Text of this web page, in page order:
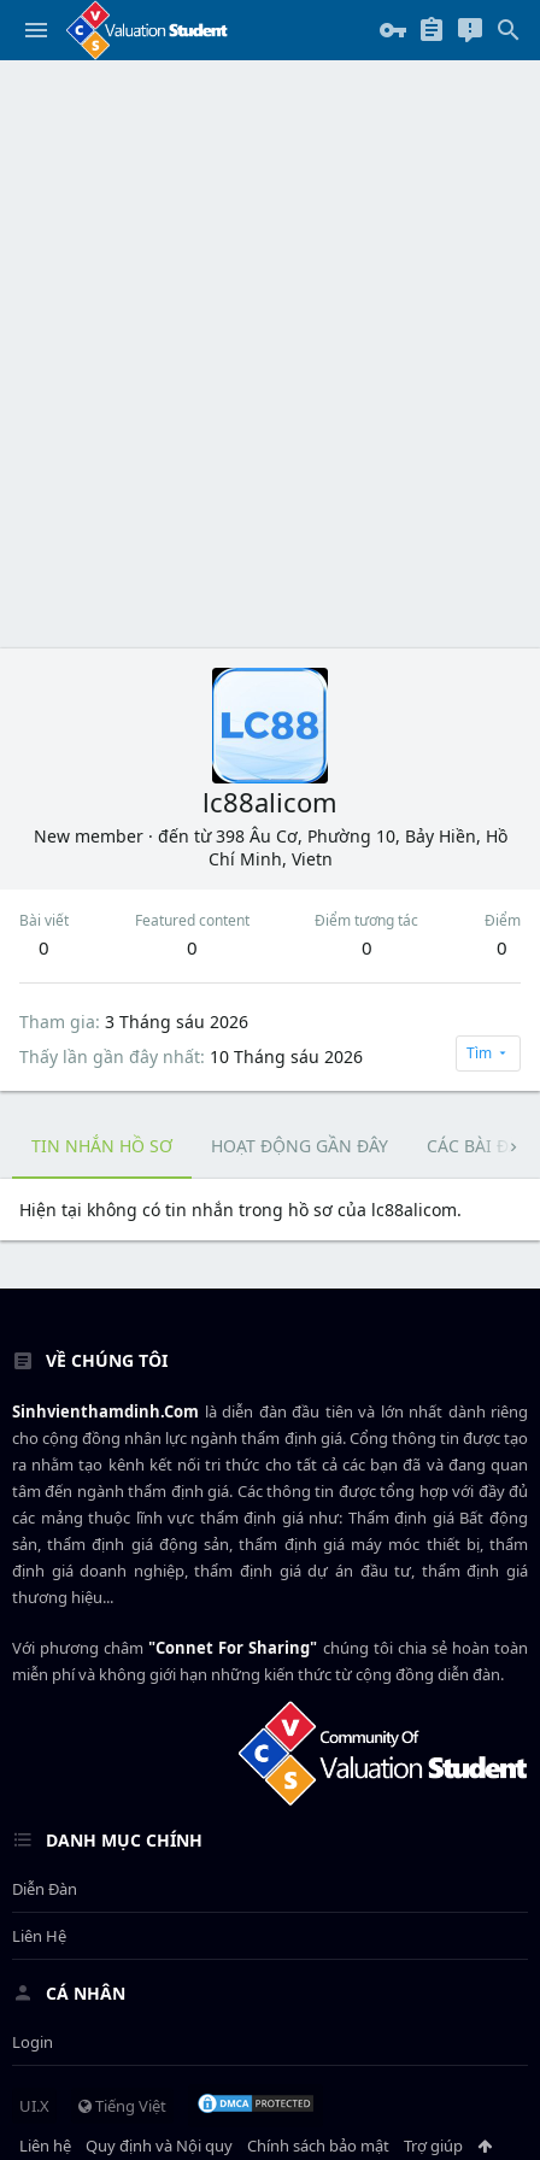
lc88alicom
New member · đến từ 398 Âu Cơ, Phường 10, Bảy Hiền, Hồ
Chí Minh, Vietn
Bài viết
0
Featured content
0
Điểm tương tác
0
Điểm
0
Tham gia 3 Tháng sáu 2026
Thấy lần gần đây nhất 10 Tháng sáu 2026 Tìm
TIN NHẮN HỒ SƠ HOẠT ĐỘNG GẦN ĐÂY CÁC BÀI
Hiện tại không có tin nhắn trong hồ sơ của lc88alicom.
VỀ CHÚNG TÔI
Sinhvienthamdinh.Com là diễn đàn đầu tiên và lớn nhất dành riêng
cho cộng đồng nhân lực ngànhthẩm định giá. Cổng thông tin được tạo
ra nhằm tạo kênh kết nối tri thức cho tất cả các bạn đã và đang quan
tâm đến ngành thẩm định giá. Các thông tin được tổng hợp với đầy đủ
các mảng thuộc lĩnh vực thẩm định giá như: Thẩm định giá Bất động
sản, thẩm định giá động sản, thẩm định giá máy móc thiết bị, thẩm
định giá doanh nghiệp, thẩm định giá dự án đầu tư, thẩm định giá
thương hiệu...
Với phương châm"Connet For Sharing" chúng tôi chia sẻ hoàn toàn
miễn phí và không giới hạn những kiến thức từ cộng đồng diễn đàn.
DANH MỤC CHÍNH
Diễn Đàn
Liên Hệ
CÁ NHÂN
Login
UI.X
Tiếng Việt
Liên hệ
Quy định và Nội quy Chính sách bảo mật Trợ giúp